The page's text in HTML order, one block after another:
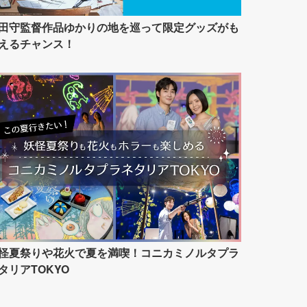
守監督作品ゆかりの地を巡って限定グッズがも
るチャンス！
夏祭りや花火で夏を満喫！コニカミノルタプラ
リアTOKYO